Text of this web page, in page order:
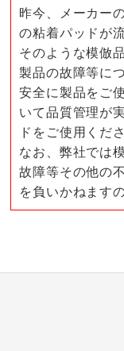
昨今、メーカー
の粘着パッドが
そのような模倣
製品の故障等に
安全に製品をご
いて品質管理が
ドをご使用くだ
なお、弊社では
故障等その他の
を負いかねます